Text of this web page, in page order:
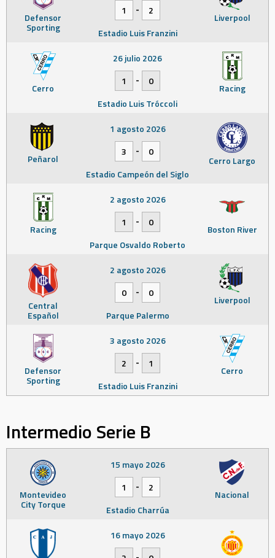
Defensor
Sporting
Liverpool
1
-
2
Estadio Luis Franzini
Cerro Racing
26 julio 2026
1
-
0
Estadio Luis Tróccoli
Peñarol Cerro Largo
1 agosto 2026
3
-
0
Estadio Campeón del Siglo
Racing Boston River
2 agosto 2026
1
-
0
Parque Osvaldo Roberto
Central
Español
Liverpool
2 agosto 2026
0
-
0
Parque Palermo
Defensor
Sporting
Cerro
3 agosto 2026
2
-
1
Estadio Luis Franzini
Intermedio Serie B
Montevideo
City Torque
Nacional
15 mayo 2026
1
-
2
Estadio Charrúa
16 mayo 2026